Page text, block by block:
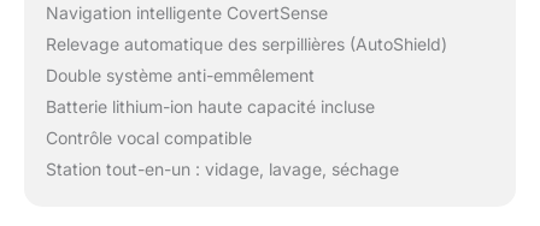
Navigation intelligente CovertSense
Relevage automatique des serpillières (AutoShield)
Double système anti-emmêlement
Batterie lithium-ion haute capacité incluse
Contrôle vocal compatible
Station tout-en-un : vidage, lavage, séchage